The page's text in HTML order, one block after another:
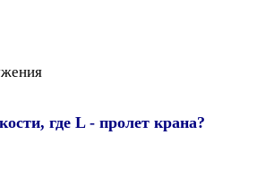
где L - пролет крана?